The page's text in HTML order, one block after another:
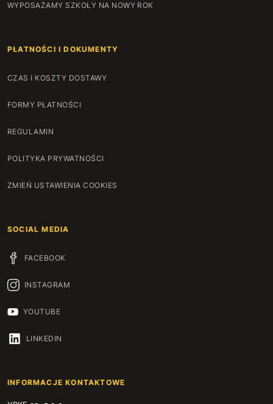
WYPOSAŻAMY SZKOŁY NA NOWY ROK
PŁATNOŚCI I DOKUMENTY
CZAS I KOSZTY DOSTAWY
FORMY PŁATNOŚCI
REGULAMIN
POLITYKA PRYWATNOŚCI
ZMIEŃ USTAWIENIA COOKIES
SOCIAL MEDIA
FACEBOOK
INSTAGRAM
YOUTUBE
LINKEDIN
INFORMACJE KONTAKTOWE